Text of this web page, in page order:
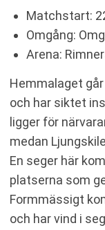
Matchstart:
Omgång:
Arena:
Hemmalaget
och har siktet
ligger för
medan
En seger här
platserna som
Formmässigt
och har vind i